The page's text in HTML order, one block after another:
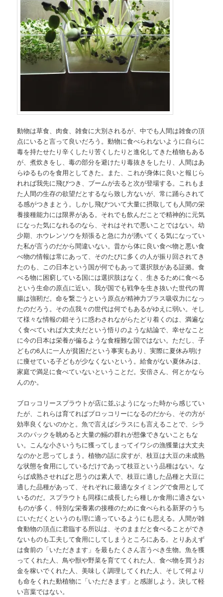
動物は草食、肉食、雑食に大別されるが、中でも人間は雑食の頂
点にいると言って良いだろう。動物に食べられないように自らに
毒を持たせたり辛くしたり苦くしたりと進化してきた植物もある
が、煮炊きをし、毒の部分を避けたり毒抜きをしたり、人間はあ
らゆるものを食用としてきた。また、これが身体に良いと報じら
れれば我先に飛びつき、ブームが去ると次が登場する。これもま
た人間の生存の欲望だとするなら致し方ないが、常に踊らされて
る感がつきまとう。しかし飛びついて大量に摂取しても人間の栄
養接種能力には限界がある。それでも飲んだことで精神的に元気
になった気になれるのなら、それはそれで悪いことではない。幼
少期、ホウレンソウを頬張ると急に力が湧いてくる気になってい
た私が言うのだから間違いない。昔から体に良い食べ物と悪い食
べ物の情報は常にあって、そのたびに多くの人が振り回されてき
たのも、この日本という国が何でもあって選択肢がある証拠。食
べる物に困窮している国には選択肢はなく、生きるために食べる
という生命の原点に近い。我が国でも戦争を生き抜いた世代の胃
腸は強靭だ。命を繋ごうという原点が精神力プラス吸収力になっ
たのだろう。その点我々の世代は何でもあるがゆえに弱い。そし
て様々な情報の錯そうに惑わされながらたどり着くのは、満遍な
く食べていれば大丈夫だという悟りのような結論で、幸せなこと
に今の日本は栄養が偏るような食糧難な国ではない。ただし、子
どもの6人に一人が貧困だという事実もあり、実際に夏休み明け
に痩せている子どもが少なくないという。給食がない夏休みは、
家庭で満足に食べていないということだ。安倍さん、何とかなら
んのか。
ブロッコリースプラウトが店に並ぶようになった時から感じてい
たが、これらは育てればブロッコリーになるのだから、その方が
効率良くないのかと。魚で言えばシラスにも言えることで、シラ
スのパックを眺めると大量の鰯の群れが想像できないこともな
い。こんな小さいうちに獲ってしまってイワシの漁獲量は大丈夫
なのかと思ってしまう。植物の話に戻すが、枝豆は大豆の未成熟
な状態を食用にしているだけであって枝豆という品種はない。な
らば成熟させればと思うのは素人で、枝豆に適した品種と大豆に
適した品種があって、それぞれに最適なタイミングで食用として
いるのだ。スプラウトも同様に成長したら種しか食用に適さない
ものが多く、特別な栄養素の接種のために食べられる新芽のうち
にいただくというのも理に適っているようにも思える。人間が雑
食動物の頂点に君臨する所以は、そのままだと食べることができ
ないものも工夫して食用にしてしまうところにある。とりあえず
は食前の「いただきます」を最もたくさん言うべき生物。魚を獲
ってくれた人、鳥や獣や野菜を育ててくれた人、食べ物を買うお
金を稼いでくれた人、美味しく調理してくれた人、そして何より
も命をくれた動植物に「いただきます」と感謝しよう。決して軽
い言葉ではない。